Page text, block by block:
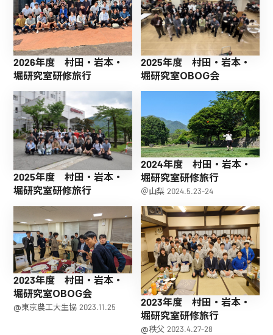
2026年度 村田・岩本・
堀研究室研修旅行
2025年度 村田・岩本・
堀研究室OBOG会
2025年度 村田・岩本・
堀研究室研修旅行
2024年度 村田・岩本・
堀研究室研修旅行
＠山梨 2024.5.23-24
2023年度 村田・岩本・
堀研究室OBOG会
@東京農工大生協 2023.11.25
2023年度 村田・岩本・
堀研究室研修旅行
@秩父 2023.4.27-28